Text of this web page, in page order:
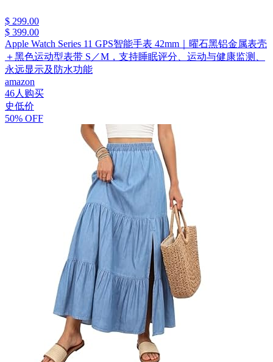
$ 299.00
$ 399.00
Apple Watch Series 11 GPS智能手表 42mm｜曜石黑铝金属表壳
＋黑色运动型表带 S／M，支持睡眠评分、运动与健康监测、
永远显示及防水功能
amazon
46人购买
史低价
50% OFF